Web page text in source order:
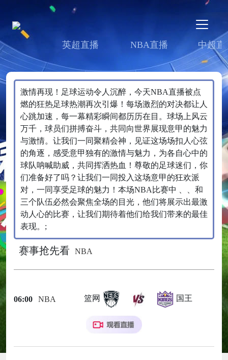
英超直播 NBA直播 中超直
激情再现！足球运动令人沉醉，今天NBA直播被点
燃的狂热足球热潮再次引爆！每场激烈的对决都让人
心跳加速，每一幕精彩瞬间都历历在目。球场上风云
万千，球员们拼搏奋斗，共同向世界展现意甲的魅力
与激情。让我们一同聚精会神，见证这场场扣人心弦
的角逐，感受意甲独有的激情与魅力，为各自心中的
球队呐喊助威，共同挥洒热血！尊敬的足球迷们，你
们准备好了吗？让我们一同投入这场意甲的狂欢派
对，一同享受足球的魅力！本场NBA比赛中 、、和
三个队伍必然会聚焦全场的目光，他们将展示出最激
动人心的比赛，让我们期待着他们给我们带来的最佳
表现。;
赛事抢先看 NBA
06:00 NBA 篮网 国王